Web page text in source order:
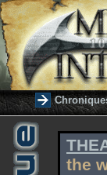
the